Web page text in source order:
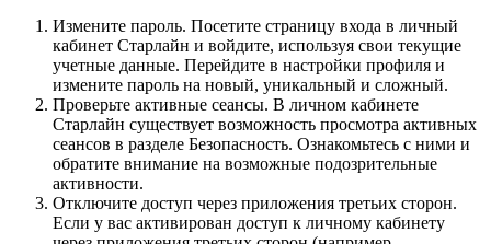
Измените пароль. Посетите страницу входа в личный
кабинет Старлайн и войдите, используя свои текущие
учетные данные. Перейдите в настройки профиля и
измените пароль на новый, уникальный и сложный.
Проверьте активные сеансы. В личном кабинете
Старлайн существует возможность просмотра активных
сеансов в разделе Безопасность. Ознакомьтесь с ними и
обратите внимание на возможные подозрительные
активности.
Отключите доступ через приложения третьих сторон.
Если у вас активирован доступ к личному кабинету